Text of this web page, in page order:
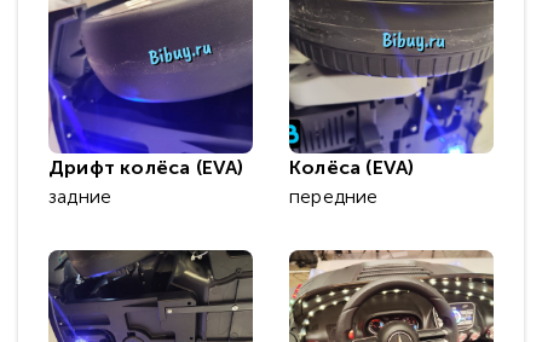
Дрифт колёса (EVA)
задние
Колёса (EVA)
передние